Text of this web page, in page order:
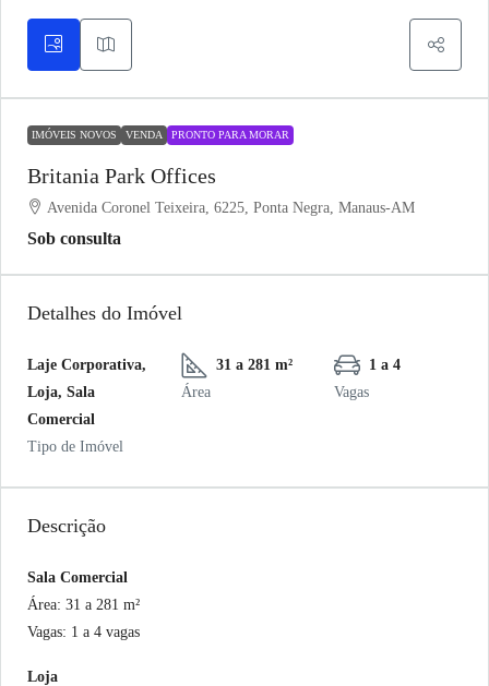
IMÓVEIS NOVOS VENDA PRONTO PARA MORAR
Britania Park Offices
Avenida Coronel Teixeira, 6225, Ponta Negra, Manaus-AM
Sob consulta
Detalhes do Imóvel
Laje Corporativa,
Loja, Sala
Comercial
Tipo de Imóvel
31 a 281 m²
Área
1 a 4
Vagas
Descrição
Sala Comercial
Área: 31 a 281 m²
Vagas: 1 a 4 vagas
Loja